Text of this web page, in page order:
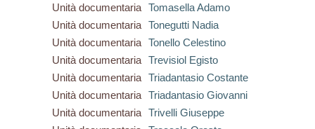
Unità documentaria
Tomasella Adamo
Unità documentaria
Tonegutti Nadia
Unità documentaria
Tonello Celestino
Unità documentaria
Trevisiol Egisto
Unità documentaria
Triadantasio Costante
Unità documentaria
Triadantasio Giovanni
Unità documentaria
Trivelli Giuseppe